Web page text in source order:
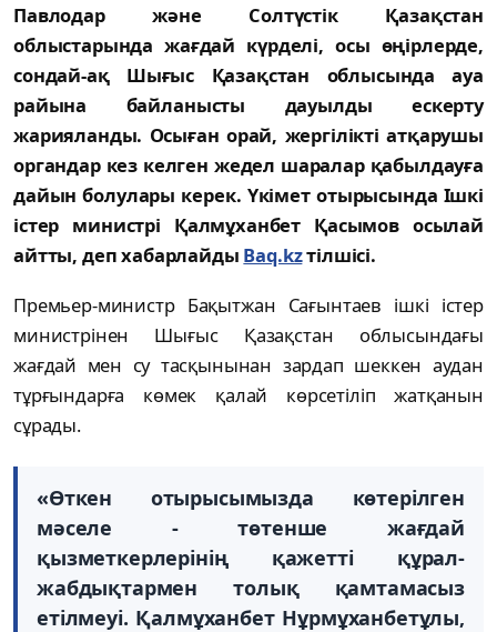
Павлодар және Солтүстiк Қазақстан
облыстарында жағдай күрделi, осы өңiрлерде,
сондай-ақ Шығыс Қазақстан облысында ауа
райына байланысты дауылды ескерту
жарияланды. Осыған орай, жергiлiктi атқарушы
органдар кез келген жедел шаралар қабылдауға
дайын болулары керек. Үкiмет отырысында Iшкi
iстер министрi Қалмұханбет Қасымов осылай
айтты, деп хабарлайды Baq.kzтiлшiсi.
Премьер-министр Бақытжан Сағынтаев iшкi iстер
министрiнен Шығыс Қазақстан облысындағы
жағдай мен су тасқынынан зардап шеккен аудан
тұрғындарға көмек қалай көрсетiлiп жатқанын
сұрады.
«Өткен отырысымызда көтерiлген
мәселе - төтенше жағдай
қызметкерлерiнiң қажеттi құрал-
жабдықтармен толық қамтамасыз
етiлмеуi. Қалмұханбет Нұрмұханбетұлы,